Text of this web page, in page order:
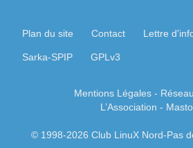
Plan du site Contact Lettre
Sarka-SPIP GPLv3
Mentions Légales-
L’Association -
© 1998-2026 Club LinuX Nord-Pas